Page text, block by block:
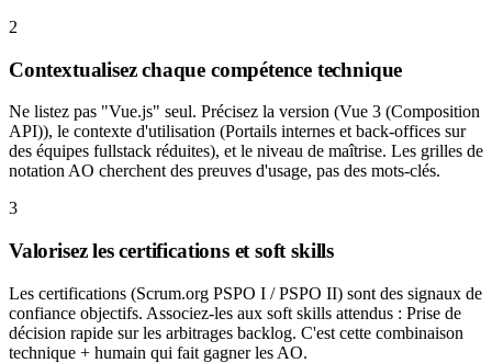
2
Contextualisez chaque compétence technique
Ne listez pas "Vue.js" seul. Précisez la version (Vue 3 (Composition
API)), le contexte d'utilisation (Portails internes et back-offices sur
des équipes fullstack réduites), et le niveau de maîtrise. Les grilles de
notation AO cherchent des preuves d'usage, pas des mots-clés.
3
Valorisez les certifications et soft skills
Les certifications (Scrum.org PSPO I / PSPO II) sont des signaux de
confiance objectifs. Associez-les aux soft skills attendus : Prise de
décision rapide sur les arbitrages backlog. C'est cette combinaison
technique + humain qui fait gagner les AO.